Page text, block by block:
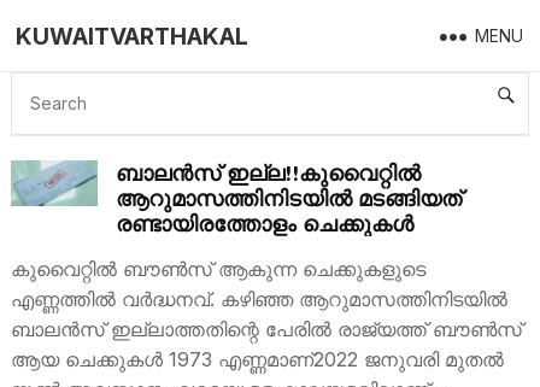
KUWAITVARTHAKAL MENU
CHECK
ബാലൻസ് ഇല്ല!!കുവൈറ്റിൽ
ആറുമാസത്തിനിടയിൽ മടങ്ങിയത്
രണ്ടായിരത്തോളം ചെക്കുകൾ
കുവൈറ്റിൽ ബൗൺസ് ആകുന്ന ചെക്കുകളുടെ
എണ്ണത്തിൽ വർദ്ധനവ്. കഴിഞ്ഞ ആറുമാസത്തിനിടയിൽ
ബാലൻസ് ഇല്ലാത്തതിന്റെ പേരിൽ രാജ്യത്ത് ബൗൺസ്
ആയ ചെക്കുകൾ 1973 എണ്ണമാണ്2022 ജനുവരി മുതൽ